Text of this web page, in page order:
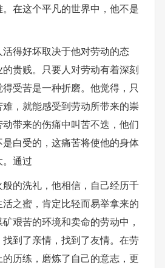
在这个平凡的世界中，他不是
得好坏取决于他对劳动的态
贵贱。只要人对劳动有着深刻
受苦是一种折磨。他觉得，只
，就能感受到劳动所带来的崇
带来的伤痛中叫苦不迭，他们
白受的，这痛苦将使他的身体
通过
的洗礼，他相信，自己经历千
之蜜，肯定比轻而易举拿来的
艰苦的环境和卖命的劳动中，
到了亲情，找到了友情。在劳
历练，磨炼了自己的意志，更